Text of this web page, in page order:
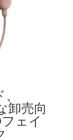
卸売向
ェイ